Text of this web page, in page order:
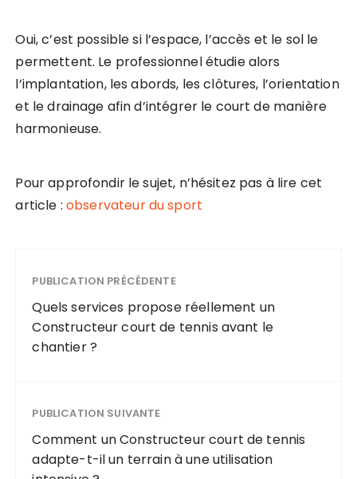
Oui, c’est possible si l’espace, l’accès et le sol le
permettent. Le professionnel étudie alors
l’implantation, les abords, les clôtures, l’orientation
et le drainage afin d’intégrer le court de manière
harmonieuse.
Pour approfondir le sujet, n’hésitez pas à lire cet
article : observateur du sport
PUBLICATION PRÉCÉDENTE
Quels services propose réellement un
Constructeur court de tennis avant le
chantier ?
PUBLICATION SUIVANTE
Comment un Constructeur court de tennis
adapte-t-il un terrain à une utilisation